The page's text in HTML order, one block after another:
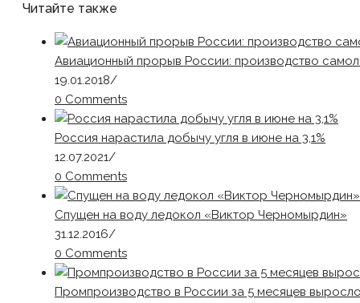
Читайте также
Авиационный прорыв России: производство
19.01.2018/
0 Comments
Россия нарастила добычу угля в июне на 3,1%
12.07.2021/
0 Comments
Спущен на воду ледокол «Виктор Черномырдин»
31.12.2016/
0 Comments
Промпроизводство в России за 5 месяцев